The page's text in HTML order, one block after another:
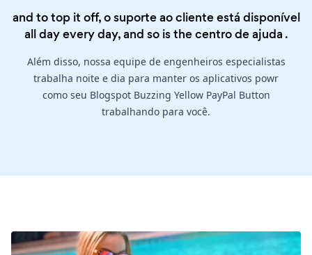
and to top it off, o suporte ao cliente está disponível
all day every day, and so is thecentro de ajuda .
Além disso, nossa equipe de engenheiros especialistas
trabalha noite e dia para manter os aplicativos powr
como seu Blogspot Buzzing Yellow PayPal Button
trabalhando para você.